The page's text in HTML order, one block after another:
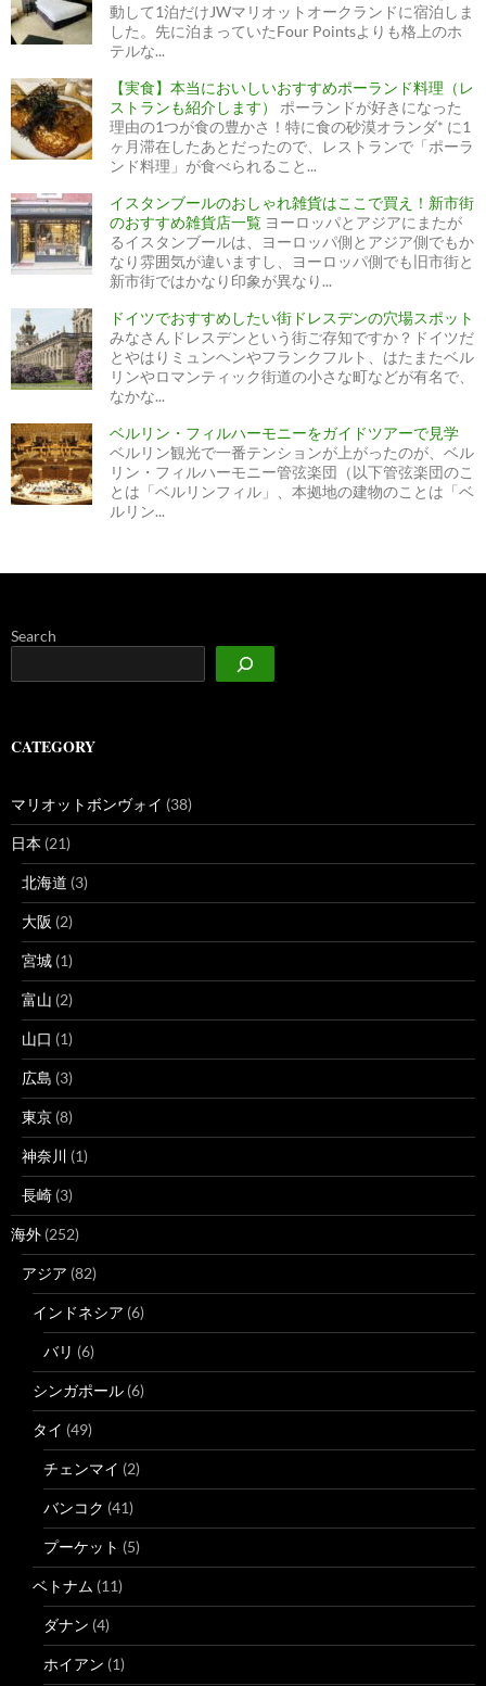
動して1泊だけJWマリオットオークランドに宿泊しま
した。先に泊まっていたFour Pointsよりも格上のホ
テルな...
【実食】本当においしいおすすめポーランド料理（レ
ストランも紹介します）
ポーランドが好きになった
理由の1つが食の豊かさ！特に食の砂漠オランダ* に1
ヶ月滞在したあとだったので、レストランで「ポーラ
ンド料理」が食べられること...
イスタンブールのおしゃれ雑貨はここで買え！新市街
のおすすめ雑貨店一覧 ヨーロッパとアジアにまたが
るイスタンブールは、ヨーロッパ側とアジア側でもか
なり雰囲気が違いますし、ヨーロッパ側でも旧市街と
新市街ではかなり印象が異なり...
ドイツでおすすめしたい街ドレスデンの穴場スポット
みなさんドレスデンという街ご存知ですか？ドイツだ
とやはりミュンヘンやフランクフルト、はたまたベル
リンやロマンティック街道の小さな町などが有名で、
なかな...
ベルリン・フィルハーモニーをガイドツアーで見学
ベルリン観光で一番テンションが上がったのが、ベル
リン・フィルハーモニー管弦楽団（以下管弦楽団のこ
とは「ベルリンフィル」、本拠地の建物のことは「ベ
ルリン...
Search
CATEGORY
マリオットボンヴォイ (38)
日本 (21)
北海道 (3)
大阪 (2)
宮城 (1)
富山 (2)
山口 (1)
広島 (3)
東京 (8)
神奈川 (1)
長崎 (3)
海外 (252)
アジア (82)
インドネシア (6)
バリ (6)
シンガポール (6)
タイ (49)
チェンマイ (2)
バンコク (41)
プーケット (5)
ベトナム (11)
ダナン (4)
ホイアン (1)